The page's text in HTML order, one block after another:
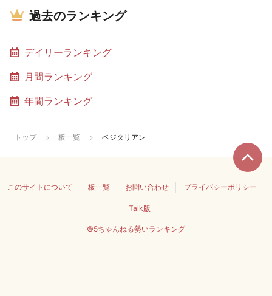
過去のランキング
デイリーランキング
月間ランキング
年間ランキング
トップ 板一覧 ベジタリアン
このサイトについて 板一覧 お問い合わせ プライバシーポリシー
Talk版
©5ちゃんねる勢いランキング